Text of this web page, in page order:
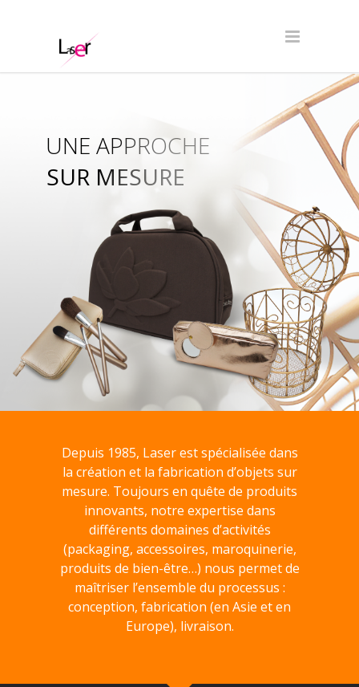
SUR MESURE
UNE APPROCHE
Depuis 1985, Laser est spécialisée dans
la création et la fabrication d’objets sur
mesure. Toujours en quête de produits
innovants, notre expertise dans
différents domaines d’activités
(packaging, accessoires, maroquinerie,
produits de bien-être…) nous permet de
maîtriser l’ensemble du processus :
conception, fabrication (en Asie et en
Europe), livraison.